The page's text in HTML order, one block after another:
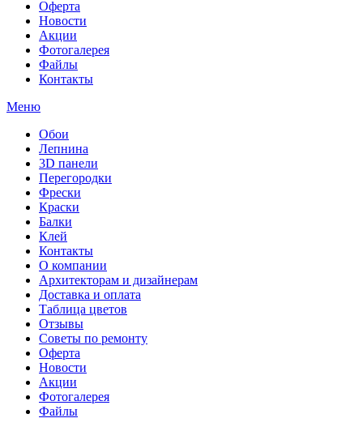
Оферта
Новости
Акции
Фотогалерея
Файлы
Контакты
Меню
Обои
Лепнина
3D панели
Перегородки
Фрески
Краски
Балки
Клей
Контакты
О компании
Архитекторам и дизайнерам
Доставка и оплата
Таблица цветов
Отзывы
Советы по ремонту
Оферта
Новости
Акции
Фотогалерея
Файлы